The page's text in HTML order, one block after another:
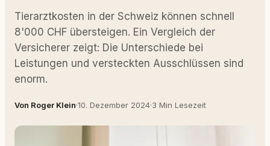
Tierarztkosten in der Schweiz können schnell
8'000 CHF übersteigen. Ein Vergleich der
Versicherer zeigt: Die Unterschiede bei
Leistungen und versteckten Ausschlüssen sind
enorm.
Von Roger Klein·10. Dezember 2024·3 Min Lesezeit